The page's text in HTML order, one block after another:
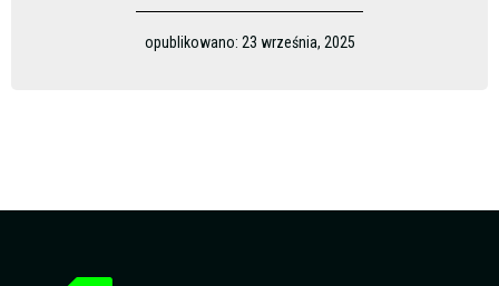
opublikowano: 23 września, 2025